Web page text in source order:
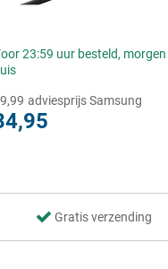
23:59 uur besteld, morgen
adviesprijs Samsung
Gratis verzending